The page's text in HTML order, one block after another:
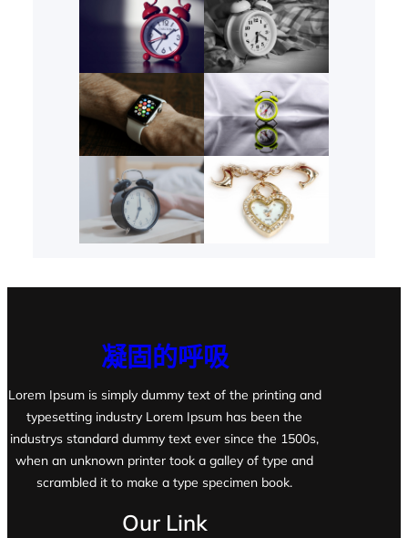
凝固的呼吸
Lorem Ipsum is simply dummy text of the printing and
typesetting industry Lorem Ipsum has been the
industrys standard dummy text ever since the 1500s,
when an unknown printer took a galley of type and
scrambled it to make a type specimen book.
Our Link